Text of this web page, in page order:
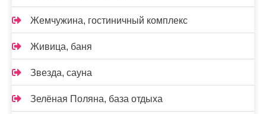
Жемчужина, гостиничный комплекс
Живица, баня
Звезда, сауна
Зелёная Поляна, база отдыха